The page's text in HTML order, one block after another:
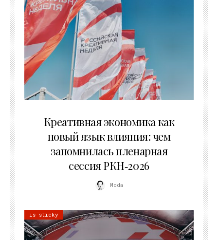
Креативная экономика как
новый язык влияния: чем
запомнилась пленарная
сессия РКН‑2026
Moda
is sticky